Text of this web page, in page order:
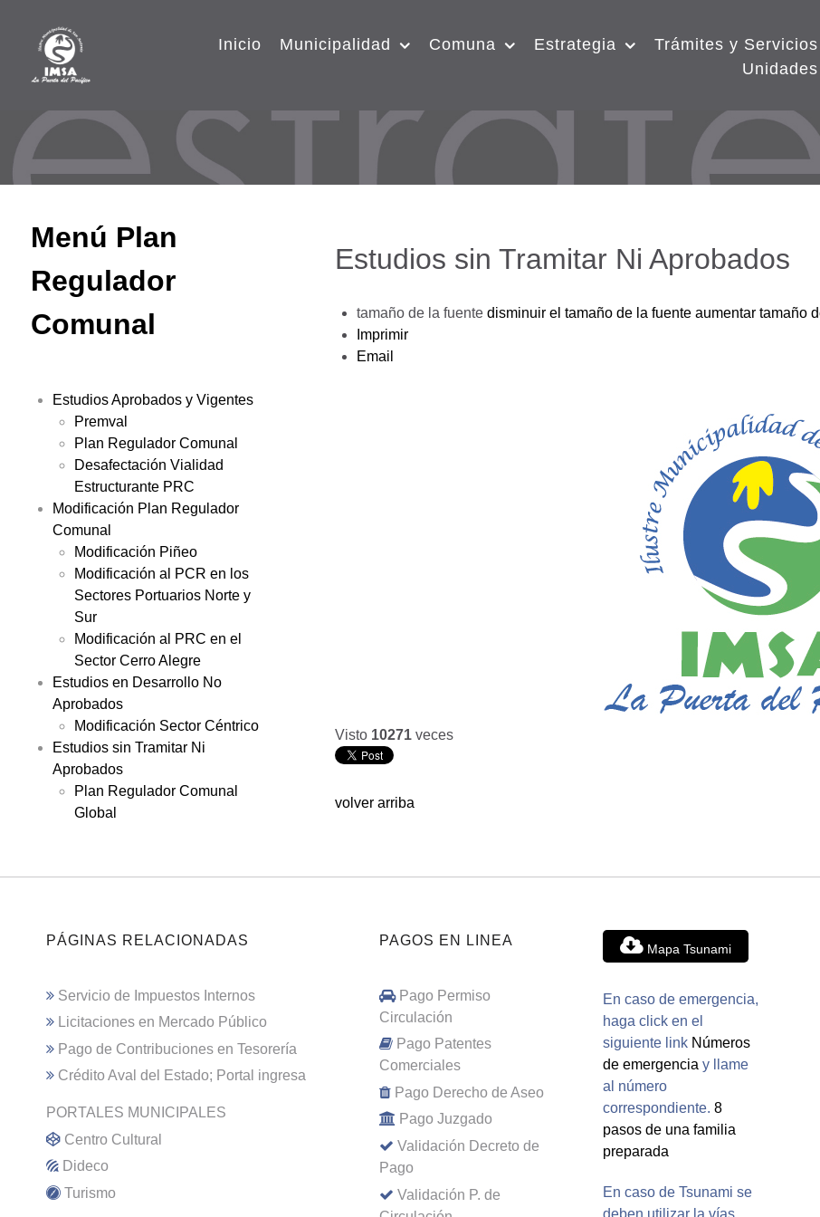
Inicio Municipalidad Comuna Estrategia
Trámites y Servicios
Unidades
Menú Plan
Regulador
Comunal
Estudios Aprobados y Vigentes
Premval
Plan Regulador Comunal
Desafectación Vialidad
Estructurante PRC
Modificación Plan Regulador
Comunal
Modificación Piñeo
Modificación al PCR en los
Sectores Portuarios Norte y
Sur
Modificación al PRC en el
Sector Cerro Alegre
Estudios en Desarrollo No
Aprobados
Modificación Sector Céntrico
Estudios sin Tramitar Ni
Aprobados
Plan Regulador Comunal
Global
Estudios sin Tramitar Ni Aprobados
tamaño de la fuente disminuir el tamaño de la fuente aumentar tamaño
Imprimir
Email
Visto 10271 veces
volver arriba
PÁGINAS RELACIONADAS
Servicio de Impuestos Internos
Licitaciones en Mercado Público
Pago de Contribuciones en Tesorería
Crédito Aval del Estado; Portal ingresa
PORTALES MUNICIPALES
Centro Cultural
Dideco
Turismo
PAGOS EN LINEA
Pago Permiso
Circulación
Pago Patentes
Comerciales
Pago Derecho de Aseo
Pago Juzgado
Validación Decreto de
Pago
Validación P. de
Mapa Tsunami
En caso de emergencia,
haga click en el
siguiente link Números
de emergencia y llame
al número
correspondiente. 8
pasos de una familia
preparada
En caso de Tsunami se
deben utilizar la vías